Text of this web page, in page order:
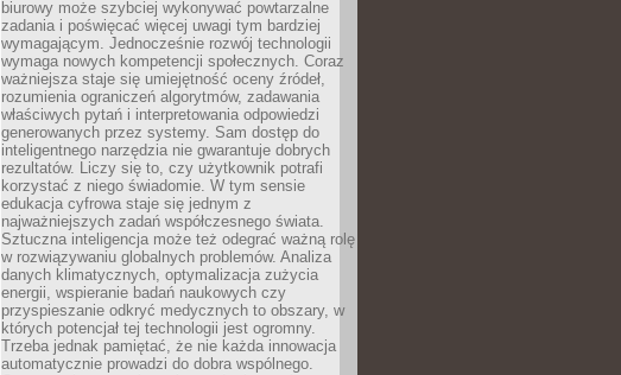
biurowy może szybciej wykonywać powtarzalne
zadania i poświęcać więcej uwagi tym bardziej
wymagającym. Jednocześnie rozwój technologii
wymaga nowych kompetencji społecznych. Coraz
ważniejsza staje się umiejętność oceny źródeł,
rozumienia ograniczeń algorytmów, zadawania
właściwych pytań i interpretowania odpowiedzi
generowanych przez systemy. Sam dostęp do
inteligentnego narzędzia nie gwarantuje dobrych
rezultatów. Liczy się to, czy użytkownik potrafi
korzystać z niego świadomie. W tym sensie
edukacja cyfrowa staje się jednym z
najważniejszych zadań współczesnego świata.
Sztuczna inteligencja może też odegrać ważną rolę
w rozwiązywaniu globalnych problemów. Analiza
danych klimatycznych, optymalizacja zużycia
energii, wspieranie badań naukowych czy
przyspieszanie odkryć medycznych to obszary, w
których potencjał tej technologii jest ogromny.
Trzeba jednak pamiętać, że nie każda innowacja
automatycznie prowadzi do dobra wspólnego.